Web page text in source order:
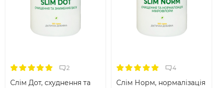
2
Слім Дот, схуднення та
4
Слім Норм, нормалізація